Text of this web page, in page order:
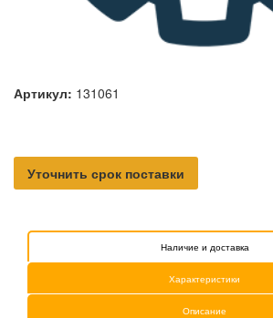
Артикул: 131061
Уточнить срок поставки
Наличие и доставка
Характеристики
Описание